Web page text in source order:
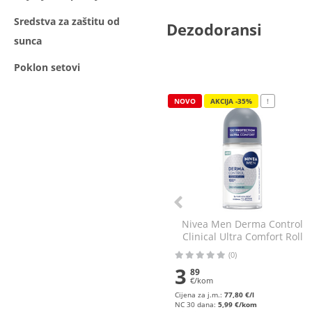
Sredstva za zaštitu od
sunca
Poklon setovi
Dezodoransi
NOVO AKCIJA -35% !
Nivea Men Derma Control
Clinical Ultra Comfort Roll
on 50 ml
(0)
3 89
€/kom
Cijena za j.m.:77,80 €/l
NC 30 dana:5,99 €/kom